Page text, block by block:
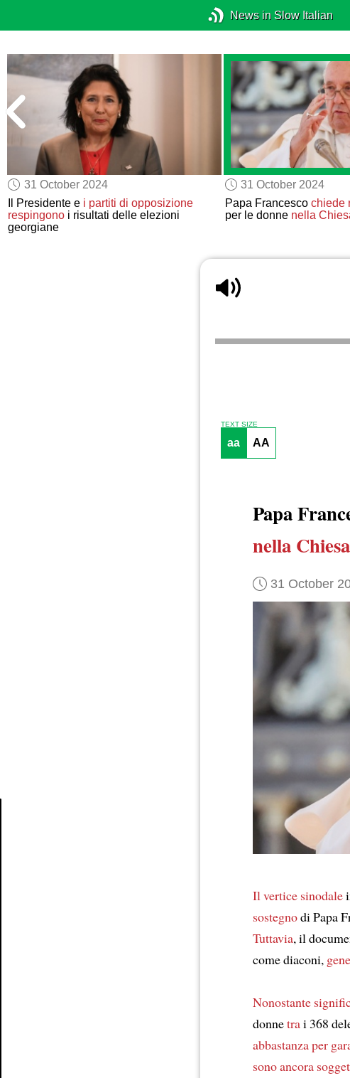
News in Slow Italian
31 October 2024
Il Presidente e i partiti di opposizione
respingono i risultati delle elezioni
georgiane
31 October 2024
Papa Francesco chiede
per le donne nella
TEXT SIZE
aa AA
Papa
nella Chiesa
31 October
Il vertice sinodale
sostegnodi Papa
Tuttavia, il
come diaconi,
Nonostante
donnetrai 368
abbastanzaper
sono ancora